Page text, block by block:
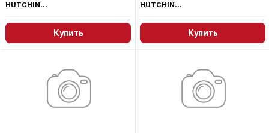
HUTCHINSON
Купить
HUTCHINSON
Купить